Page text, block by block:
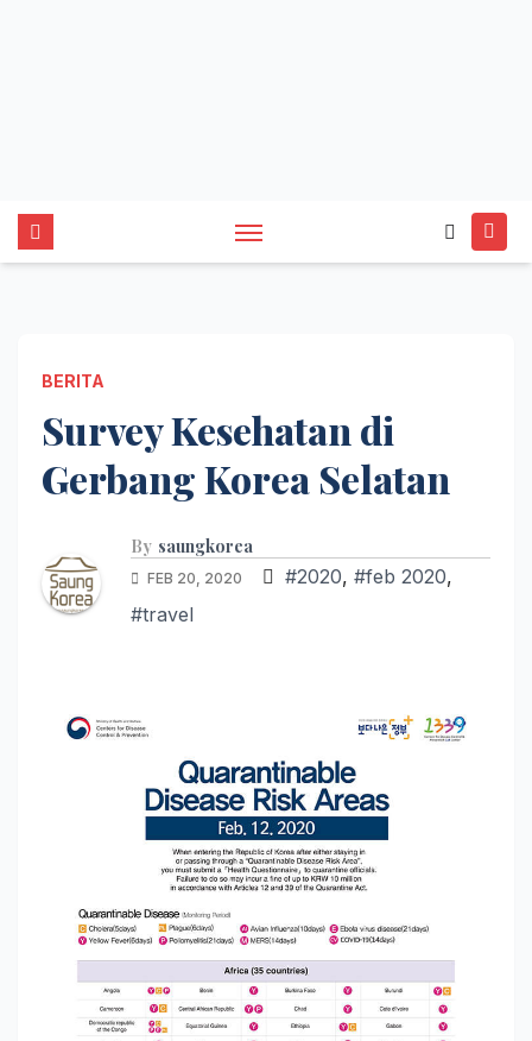
BERITA
Survey Kesehatan di
Gerbang Korea Selatan
By saungkorea
FEB 20, 2020 #2020, #feb 2020,
#travel